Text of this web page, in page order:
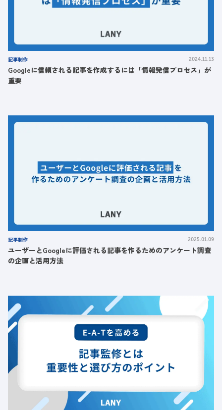
記事制作 2024.11.13
Googleに信頼される記事を作成するには「情報発信プロセス」が
重要
記事制作 2025.01.09
ユーザーとGoogleに評価される記事を作るためのアンケート調査
の企画と活用方法